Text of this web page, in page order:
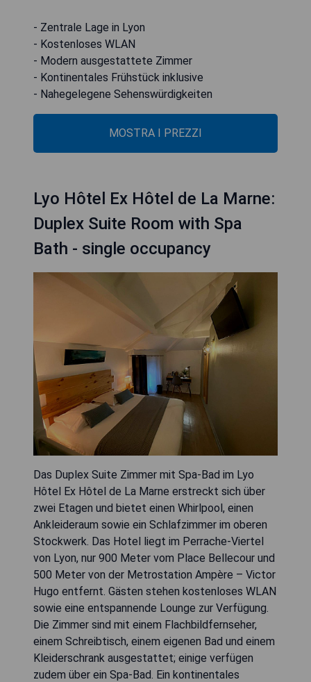
- Zentrale Lage in Lyon
- Kostenloses WLAN
- Modern ausgestattete Zimmer
- Kontinentales Frühstück inklusive
- Nahegelegene Sehenswürdigkeiten
MOSTRA I PREZZI
Lyo Hôtel Ex Hôtel de La Marne:
Duplex Suite Room with Spa
Bath - single occupancy
Das Duplex Suite Zimmer mit Spa-Bad im Lyo
Hôtel Ex Hôtel de La Marne erstreckt sich über
zwei Etagen und bietet einen Whirlpool, einen
Ankleideraum sowie ein Schlafzimmer im oberen
Stockwerk. Das Hotel liegt im Perrache-Viertel
von Lyon, nur 900 Meter vom Place Bellecour und
500 Meter von der Metrostation Ampère – Victor
Hugo entfernt. Gästen stehen kostenloses WLAN
sowie eine entspannende Lounge zur Verfügung.
Die Zimmer sind mit einem Flachbildfernseher,
einem Schreibtisch, einem eigenen Bad und einem
Kleiderschrank ausgestattet; einige verfügen
zudem über ein Spa-Bad. Ein kontinentales